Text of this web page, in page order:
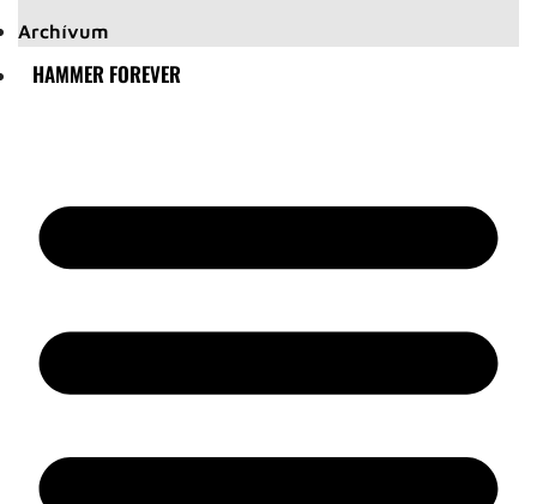
Archívum
HAMMER FOREVER